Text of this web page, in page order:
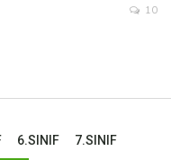
10
6.SINIF
7.SINIF